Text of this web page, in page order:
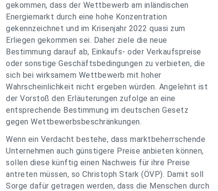
gekommen, dass der Wettbewerb am inländischen
Energiemarkt durch eine hohe Konzentration
gekennzeichnet und im Krisenjahr 2022 quasi zum
Erliegen gekommen sei. Daher ziele die neue
Bestimmung darauf ab, Einkaufs- oder Verkaufspreise
oder sonstige Geschäftsbedingungen zu verbieten, die
sich bei wirksamem Wettbewerb mit hoher
Wahrscheinlichkeit nicht ergeben würden. Angelehnt ist
der Vorstoß den Erläuterungen zufolge an eine
entsprechende Bestimmung im deutschen Gesetz
gegen Wettbewerbsbeschränkungen.
Wenn ein Verdacht bestehe, dass marktbeherrschende
Unternehmen auch günstigere Preise anbieten können,
sollen diese künftig einen Nachweis für ihre Preise
antreten müssen, so Christoph Stark (ÖVP). Damit soll
Sorge dafür getragen werden, dass die Menschen durch